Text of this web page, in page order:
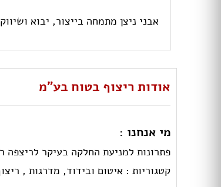
אבני ניצן מתמחה בייצור, יבוא
אודות ריצוף בטוח בע"מ
מי אנחנו :
פתרונות למניעת החלקה בעיקר לריצפה
קטגוריות :איטום ובידוד, מדרגות ,